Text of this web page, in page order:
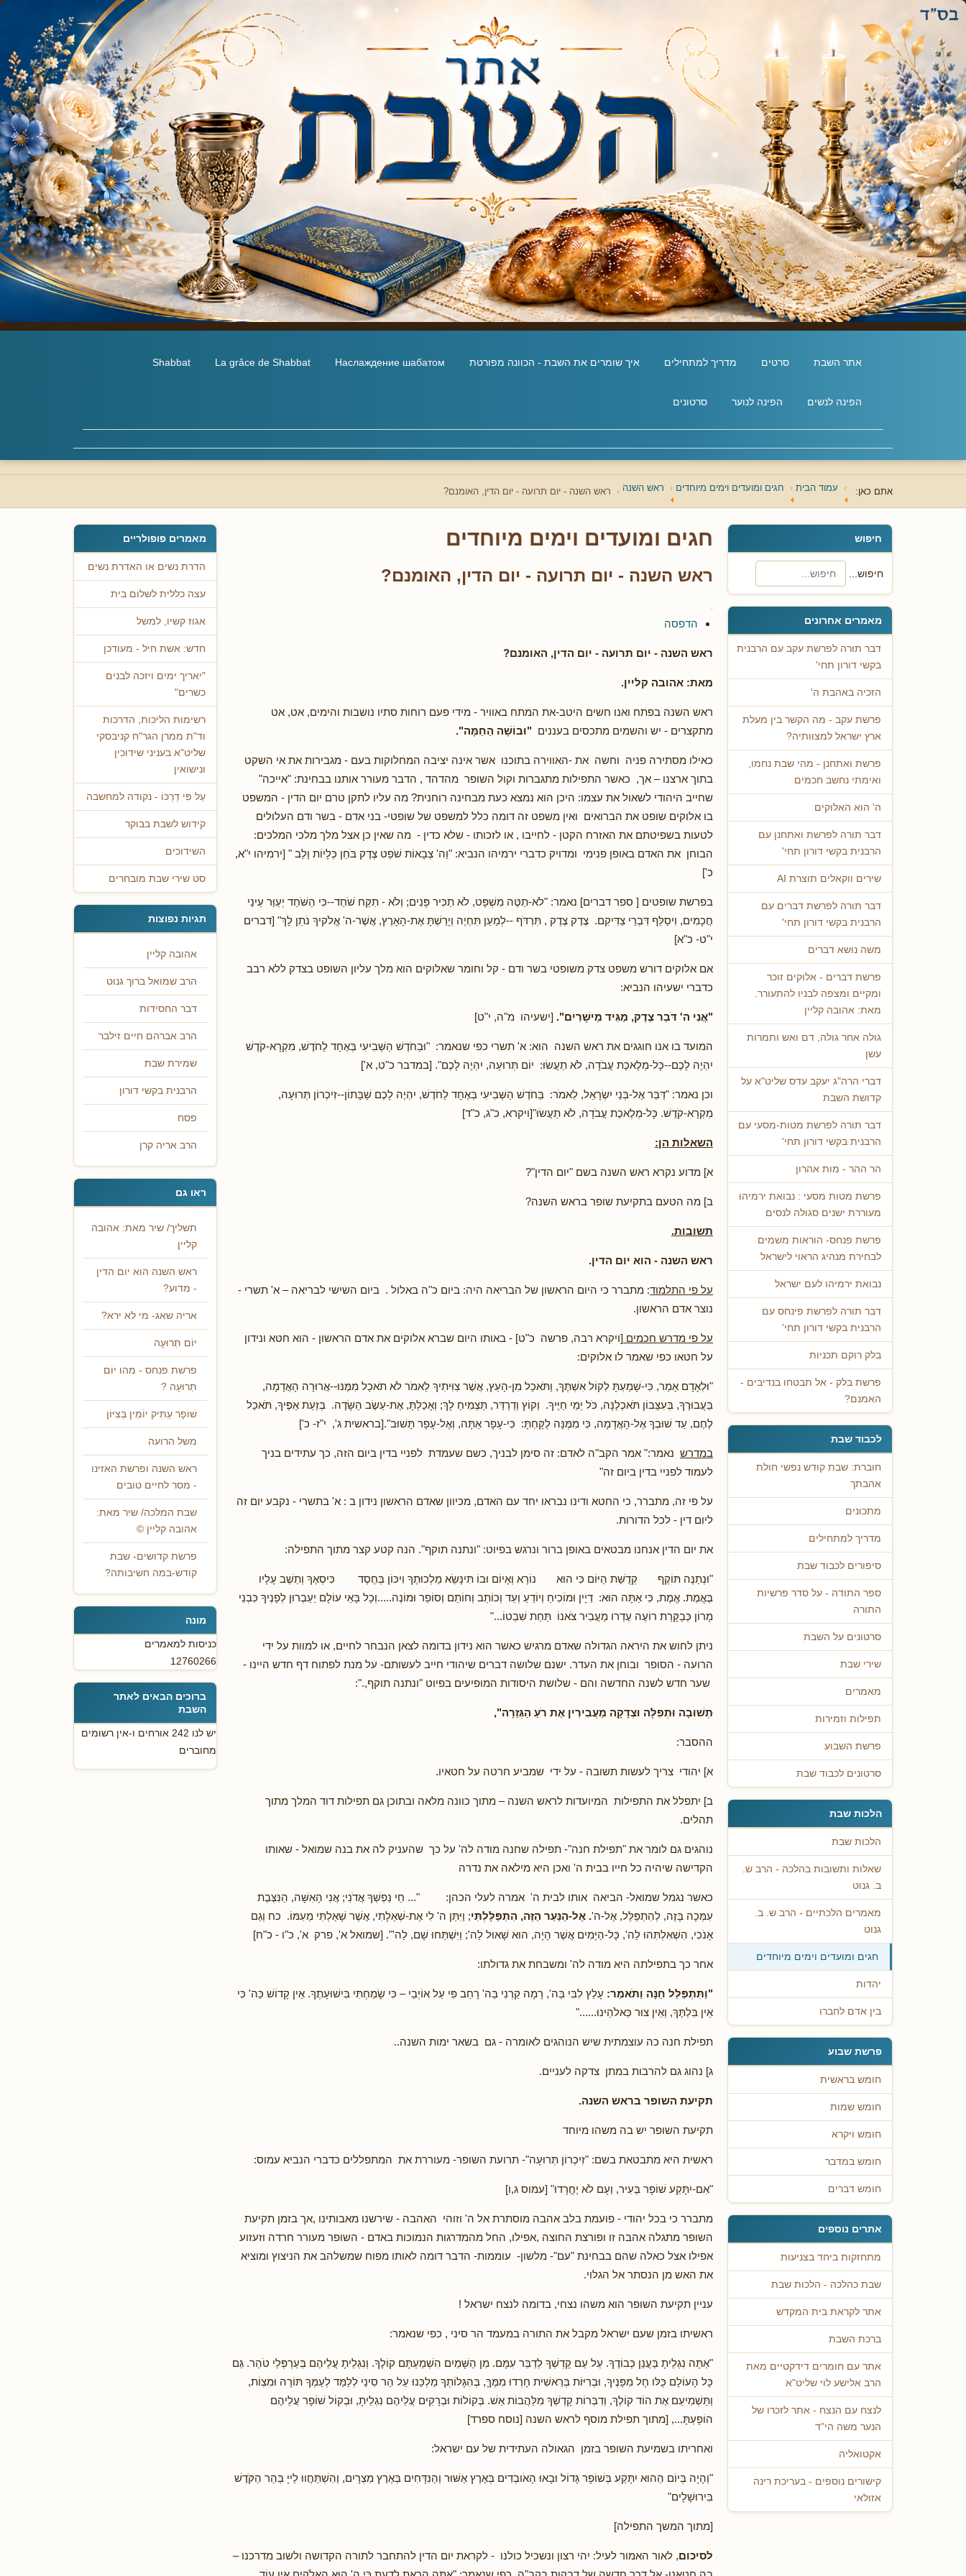
אתר השבת סרטים מדריך למתחילים איך שומרים את השבת - הכוונה מפורטת Наслаждение шабатом
La grâce de Shabbat
Shabbat
הפינה לנשים הפינה לנוער סרטונים
אתם כאן: עמוד הבית חגים ומועדים וימים מיוחדים ראש השנה ראש השנה - יום תרועה - יום הדין, האומנם?
חיפוש
חיפוש...
מאמרים אחרונים
דבר תורה לפרשת עקב עם הרבנית
בקשי דורון תחי'
הזכיה באהבת ה'
פרשת עקב - מה הקשר בין מעלת
ארץ ישראל למצוותיה?
פרשת ואתחנן - מהי שבת נחמו,
ואימתי נחשב חכמים
ה' הוא האלוקים
דבר תורה לפרשת ואתחנן עם
הרבנית בקשי דורון תחי'
שירים ווקאלים תוצרת AI
דבר תורה לפרשת דברים עם
הרבנית בקשי דורון תחי'
משה נושא דברים
פרשת דברים - אלוקים זוכר
ומקיים ומצפה לבניו להתעורר.
מאת: אהובה קליין
גולה אחר גולה, דם ואש ותמרות
עשן
דברי הרה"ג יעקב עדס שליט"א על
קדושת השבת
דבר תורה לפרשת מטות-מסעי עם
הרבנית בקשי דורון תחי'
הר ההר - מות אהרון
פרשת מטות מסעי : נבואת ירמיהו
מעוררת ישנים סגולה לנסים
פרשת פנחס- הוראות משמים
לבחירת מנהיג הראוי לישראל
נבואת ירמיהו לעם ישראל
דבר תורה לפרשת פינחס עם
הרבנית בקשי דורון תחי'
בלק רוקם תכניות
פרשת בלק - אל תבטחו בנדיבים -
האמנם?
לכבוד שבת
חוברת: שבת קודש נפשי חולת
אהבתך
מתכונים
מדריך למתחילים
סיפורים לכבוד שבת
ספר התודה - על סדר פרשיות
התורה
סרטונים על השבת
שירי שבת
מאמרים
תפילות וזמירות
פרשת השבוע
סרטונים לכבוד שבת
הלכות שבת
הלכות שבת
שאלות ותשובות בהלכה - הרב ש.
ב. גנוט
מאמרים הלכתיים - הרב ש. ב.
גנוט
חגים ומועדים וימים מיוחדים
יהדות
בין אדם לחברו
פרשת שבוע
חומש בראשית
חומש שמות
חומש ויקרא
חומש במדבר
חומש דברים
אתרים נוספים
מתחזקות ביחד בצניעות
שבת כהלכה - הלכות שבת
אתר לקראת בית המקדש
ברכת השבת
אתר עם חומרים דידקטיים מאת
הרב אלישע לוי שליט"א
לנצח עם הנצח - אתר לזכרו של
הנער משה הי"ד
אקטואליה
קישורים נוספים - בעריכת רינה
אזולאי
חגים ומועדים וימים מיוחדים
ראש השנה - יום תרועה - יום הדין, האומנם?
הדפסה
ראש השנה - יום תרועה - יום הדין, האומנם?
מאת: אהובה קליין.
ראש השנה בפתח ואנו חשים היטב-את המתח באוויר - מידי פעם רוחות סתיו נושבות והימים, אט, אט
מתקצרים - יש והשמים מתכסים בעננים "וּבוֹשָׁה הַחַמָּה".
כאילו מסתירה פניה וחשה את -האווירה בתוכנו אשר אינה יציבה המחלוקות בעם - מגבירות את אי השקט
בתוך ארצנו – אך, כאשר התפילות מתגברות וקול השופר מהדהד , הדבר מעורר אותנו בבחינת: "אייכה"
שחייב היהודי לשאול את עצמו: היכן הוא נמצא כעת מבחינה רוחנית? מה עליו לתקן טרם יום הדין - המשפט
בו אלוקים שופט את הברואים ואין משפט זה דומה כלל למשפט של שופטי- בני אדם - בשר ודם העלולים
לטעות בשפיטתם את האזרח הקטן - לחייבו , או לזכותו - שלא כדין - מה שאין כן אצל מלך מלכי המלכים:
הבוחן את האדם באופן פנימי ומדויק כדברי ירמיהו הנביא: "וַה' צְבָאוֹת שֹׁפֵט צֶדֶק בֹּחֵן כְּלָיוֹת וָלֵב " [ירמיהו י"א,
כ']
בפרשת שופטים [ ספר דברים] נאמר: "לֹא-תַטֶּה מִשְׁפָּט, לֹא תַכִּיר פָּנִים; וְלֹא - תִקַּח שֹׁחַד--כִּי הַשֹּׁחַד יְעַוֵּר עֵינֵי
חֲכָמִים, וִיסַלֵּף דִּבְרֵי צַדִּיקִם. צֶדֶק צֶדֶק , תִּרְדֹּף --לְמַעַן תִּחְיֶה וְיָרַשְׁתָּ אֶת-הָאָרֶץ, אֲשֶׁר-ה' אֱלֹקיךָ נֹתֵן לָךְ" [דברים
י"ט- כ"א]
אם אלוקים דורש משפט צדק משופטי בשר ודם - קל וחומר שאלוקים הוא מלך עליון השופט בצדק ללא רבב
כדברי ישעיהו הנביא:
"אֲנִי ה' דֹּבֵר צֶדֶק, מַגִּיד מֵישָׁרִים". [ישעיהו מ"ה, י"ט]
המועד בו אנו חוגגים את ראש השנה הוא: א' תשרי כפי שנאמר: "וּבַחֹדֶשׁ הַשְּׁבִיעִי בְּאֶחָד לַחֹדֶשׁ, מִקְרָא-קֹדֶשׁ
יִהְיֶה לָכֶם--כָּל-מְלֶאכֶת עֲבֹדָה, לֹא תַעֲשׂוּ: יוֹם תְּרוּעָה, יִהְיֶה לָכֶם". [במדבר כ"ט, א']
וכן נאמר: "דַּבֵּר אֶל-בְּנֵי יִשְׂרָאֵל, לֵאמֹר: בַּחֹדֶשׁ הַשְּׁבִיעִי בְּאֶחָד לַחֹדֶשׁ, יִהְיֶה לָכֶם שַׁבָּתוֹן--זִיכְרוֹן תְּרוּעָה,
מִקְרָא-קֹדֶשׁ. כָּל-מְלֶאכֶת עֲבֹדָה, לֹא תַעֲשׂוּ"[ויקרא, כ"ג, כ"ד]
השאלות הן:
א] מדוע נקרא ראש השנה בשם "יום הדין"?
ב] מה הטעם בתקיעת שופר בראש השנה?
תשובות.
ראש השנה - הוא יום הדין.
על פי התלמוד: מתברר כי היום הראשון של הבריאה היה: ביום כ"ה באלול . ביום השישי לבריאה – א' תשרי -
נוצר אדם הראשון.
על פי מדרש חכמים [ויקרא רבה, פרשה כ"ט] - באותו היום שברא אלוקים את אדם הראשון - הוא חטא ונידון
על חטאו כפי שאמר לו אלוקים:
"וּלְאָדָם אָמַר, כִּי-שָׁמַעְתָּ לְקוֹל אִשְׁתֶּךָ, וַתֹּאכַל מִן-הָעֵץ, אֲשֶׁר צִוִּיתִיךָ לֵאמֹר לֹא תֹאכַל מִמֶּנּוּ--אֲרוּרָה הָאֲדָמָה,
בַּעֲבוּרֶךָ, בְּעִצָּבוֹן תֹּאכְלֶנָּה, כֹּל יְמֵי חַיֶּיךָ. וְקוֹץ וְדַרְדַּר, תַּצְמִיחַ לָךְ; וְאָכַלְתָּ, אֶת-עֵשֶׂב הַשָּׂדֶה. בְּזֵעַת אַפֶּיךָ, תֹּאכַל
לֶחֶם, עַד שׁוּבְךָ אֶל-הָאֲדָמָה, כִּי מִמֶּנָּה לֻקָּחְתָּ: כִּי-עָפָר אַתָּה, וְאֶל-עָפָר תָּשׁוּב".[בראשית ג', י"ז- כ']
במדרש נאמר:" אמר הקב"ה לאדם: זה סימן לבניך, כשם שעמדת לפניי בדין ביום הזה, כך עתידים בניך
לעמוד לפניי בדין ביום זה"
על פי זה, מתברר, כי החטא ודינו נבראו יחד עם האדם, מכיוון שאדם הראשון נידון ב : א' בתשרי - נקבע יום זה
ליום דין - לכל הדורות.
את יום הדין אנחנו מבטאים באופן ברור ונרגש בפיוט: "ונתנה תוקף". הנה קטע קצר מתוך התפילה:
"וּנְתַנֶּה תּוֹקֶף קְדֻשַּׁת הַיּוֹם כִּי הוּא נוֹרָא וְאָיוֹם וּבוֹ תִּינָּשֵׂא מַלְכוּתֶךָ וִיכּוֹן בְּחֶסֶד כִּיסְאֶךָ וְתֵשֶׁב עָלָיו
בֶּאֱמֶת. אֱמֶת, כִּי אַתָּה הוּא: דַיָין וּמוֹכִיחַ וְיוֹדֵעַ וְעֵד וְכוֹתֵב וְחוֹתֵם וְסוֹפֵר וּמוֹנֶה.....וְכָל בָּאֵי עוֹלָם יַעַבְרוּן לְפָנֶיךָ כִּבְנֵי
מָרוֹן כְּבַקָּרַת רוֹעֶה עֶדְרו מַעֲבִיר צֹאנוֹ תַּחַת שִׁבְטוֹ..."
ניתן לחוש את היראה הגדולה שאדם מרגיש כאשר הוא נידון בדומה לצאן הנבחר לחיים, או למוות על ידי
הרועה - הסופר ובוחן את העדר. ישנם שלושה דברים שיהודי חייב לעשותם- על מנת לפתוח דף חדש היינו -
שער חדש לשנה החדשה והם - שלושת היסודות המופיעים בפיוט "ונתנה תוקף,.":
ּתְשׁוּבָה וּתְפִלָּה וּצְדָקָה מַעֲבִירִין אֶת רֹעַ הַגְּזֵרָה",
ההסבר:
א] יהודי צריך לעשות תשובה - על ידי שמביע חרטה על חטאיו.
ב] יתפלל את התפילות המיועדות לראש השנה – מתוך כוונה מלאה ובתוכן גם תפילות דוד המלך מתוך
תהלים.
נוהגים גם לומר את "תפילת חנה"- תפילה שחנה מודה לה' על כך שהעניק לה את בנה שמואל - שאותו
הקדישה שיהיה כל חייו בבית ה' ואכן היא מילאה את נדרה
כאשר נגמל שמואל- הביאה אותו לבית ה' אמרה לעלי הכהן: "... חֵי נַפְשְׁךָ אֲדֹנִי; אֲנִי הָאִשָּׁה, הַנִּצֶּבֶת
עִמְּכָה בָּזֶה, לְהִתְפַּלֵּל, אֶל-ה'. אֶל-הַנַּעַר הַזֶּה, הִתְפַּלָּלְתִּי; וַיִּתֵּן ה' לִי אֶת-שְׁאֵלָתִי, אֲשֶׁר שָׁאַלְתִּי מֵעִמּוֹ. כח וְגַם
אָנֹכִי, הִשְׁאִלְתִּהוּ לַה', כָּל-הַיָּמִים אֲשֶׁר הָיָה, הוּא שָׁאוּל לַה'; וַיִּשְׁתַּחוּ שָׁם, לַה'". [שמואל א', פרק א', כ"ו - כ"ח]
אחר כך בתפילתה היא מודה לה' ומשבחת את גדולתו:
"וַתִּתְפַּלֵּל חַנָּה וַתֹּאמַר: עָלַץ לִבִּי בַּה', רָמָה קַרְנִי בַּה' רָחַב פִּי עַל אוֹיְבַי – כִּי שָׂמַחְתִּי בִּישׁוּעָתֶךָ. אֵין קָדוֹשׁ כַּה' כִּי
אֵין בִּלְתֶּךָ, וְאֵין צוּר כֵּאלֹהֵינוּ......"
תפילת חנה כה עוצמתית שיש הנוהגים לאומרה - גם בשאר ימות השנה..
ג] נהוג גם להרבות במתן צדקה לעניים.
תקיעת השופר בראש השנה.
תקיעת השופר יש בה משהו מיוחד
ראשית היא מתבטאת בשם: "זִיכְרוֹן תְּרוּעָה"- תרועת השופר- מעוררת את המתפללים כדברי הנביא עמוס:
"אִם-יִתָּקַע שׁוֹפָר בְּעִיר, וְעָם לֹא יֶחֱרָדוּ" [עמוס ג,ו]
מתברר כי בכל יהודי - פועמת בלב אהבה מוסתרת אל ה' וזוהי האהבה - שירשנו מאבותינו ,אך בזמן תקיעת
השופר מתגלה אהבה זו ופורצת החוצה ,אפילו, החל מהמדרגות הנמוכות באדם - השופר מעורר חרדה וזעזוע
אפילו אצל כאלה שהם בבחינת "עם"- מלשון- עוממות- הדבר דומה לאותו מפוח שמשלהב את הניצוץ ומוציא
את האש מן הנסתר אל הגלוי.
עניין תקיעת השופר הוא משהו נצחי, בדומה לנצח ישראל !
ראשיתו בזמן שעם ישראל מקבל את התורה במעמד הר סיני , כפי שנאמר:
"אַתָּה נִגְלֵיתָ בַּעֲנַן כְּבוֹדֶךָ. עַל עַם קָדְשְׁךָ לְדַבֵּר עִמָּם. מִן הַשָּׁמַיִם הִשְׁמַעְתָּם קוֹלֶךָ. וְנִגְלֵיתָ עֲלֵיהֶם בְּעַרְפְּלֵי טֹהַר. גַּם
כָּל הָעוֹלָם כֻּלּו חָל מִפָּנֶיךָ, וּבְרִיּוֹת בְּרֵאשִׁית חָרְדוּ מִמֶּךָּ, בְּהִגָּלוֹתְךָ מַלְכֵּנוּ עַל הַר סִינַי לְלַמֵּד לְעַמְּךָ תּוֹרָה וּמִצְוֹת,
וַתַּשְׁמִיעֵם אֶת הוֹד קוֹלֶךָ, וְדִבְּרוֹת קָדְשְׁךָ מִלַּהֲבוֹת אֵשׁ. בְּקוֹלוֹת וּבְרָקִים עֲלֵיהֶם נִגְלֵיתָ, וּבְקוֹל שׁוֹפָר עֲלֵיהֶם
הוֹפָעְתָּ..., [מתוך תפילת מוסף לראש השנה [נוסח ספרד]
ואחריתו בשמיעת השופר בזמן הגאולה העתידית של עם ישראל:
"וְהָיָה בְּיוֹם הַהוּא יִתָּקַע בְּשׁוֹפָר גָּדוֹל וּבָאוּ הָאֹובְדִים בְּאֶרֶץ אַשּׁוּר וְהַנִּדָּחִים בְּאֶרֶץ מִצְרָיִם, וְהִשְׁתַּחֲווּ לַייָ בְּהַר הַקֹּדֶשׁ
בִּירוּשָׁלָים"
[מתוך המשך התפילה]
לסיכום, לאור האמור לעיל: יהי רצון ונשכיל כולנו - לקראת יום הדין להתחבר לתורה הקדושה ולשוב מדרכנו –
מאמרים פופולריים
הדרת נשים או האדרת נשים
עצה כללית לשלום בית
אגוז קשיו, למשל
חדש: אשת חיל - מעודכן
"יאריך ימים ויזכה לבנים
כשרים"
רשימות הליכות, הדרכות
וד"ת ממרן הגר"ח קניבסקי
שליט"א בעניני שידוכין
ונישואין
עַל פִּי דַרְכּוֹ - נקודה למחשבה
קידוש לשבת בבוקר
השידוכים
סט שירי שבת מובחרים
תגיות נפוצות
אהובה קליין
הרב שמואל ברוך גנוט
דבר החסידות
הרב אברהם חיים זילבר
שמירת שבת
הרבנית בקשי דורון
פסח
הרב אריה קרן
ראו גם
תשליך/ שיר מאת: אהובה
קליין
ראש השנה הוא יום הדין
- מדוע?
אריה שאג- מי לא ירא?
יוֹם תְּרוּעָה
פרשת פנחס - מהו יוֹם
תְּרוּעָה ?
שׁוֹפָר עַתִּיק יוֹמִין בְּצִיּוֹן
משל הרועה
ראש השנה ופרשת האזינו
- מסר לחיים טובים
שבת המלכה/ שיר מאת:
אהובה קליין ©
פרשת קדושים- שבת
קודש-במה חשיבותה?
מונה
כניסות למאמרים
12760266
ברוכים הבאים לאתר
השבת
יש לנו 242 אורחים ו-אין רשומים
מחוברים